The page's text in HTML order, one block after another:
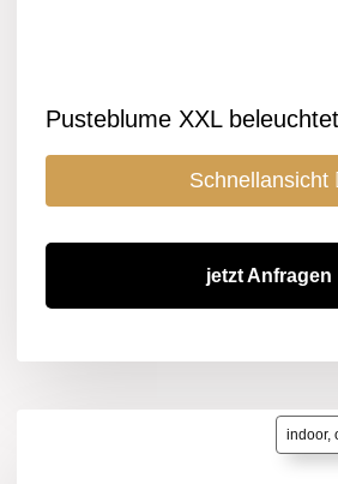
Pusteblume XXL
Schnellansicht
jetzt Anfragen
indoor,